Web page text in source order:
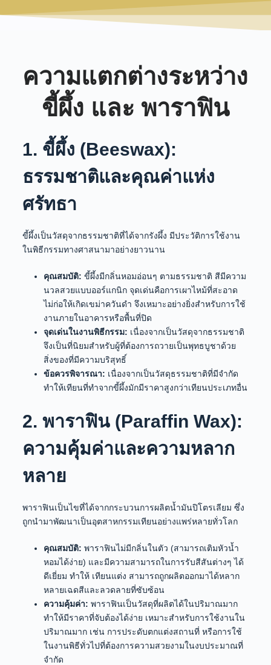
ความแตกต่างระหว่าง
ขี้ผึ้ง และ พาราฟิน
1. ขี้ผึ้ง (Beeswax):
ธรรมชาติและคุณค่าแห่ง
ศรัทธา
ขี้ผึ้งเป็นวัสดุจากธรรมชาติที่ได้จากรังผึ้ง มีประวัติการใช้งาน
ในพิธีกรรมทางศาสนามาอย่างยาวนาน
คุณสมบัติ: ขี้ผึ้งมีกลิ่นหอมอ่อนๆ ตามธรรมชาติ สีมีความ
นวลสวยแบบออร์แกนิก จุดเด่นคือการเผาไหม้ที่สะอาด
ไม่ก่อให้เกิดเขม่าควันดำ จึงเหมาะอย่างยิ่งสำหรับการใช้
งานภายในอาคารหรือพื้นที่ปิด
จุดเด่นในงานพิธีกรรม: เนื่องจากเป็นวัสดุจากธรรมชาติ
จึงเป็นที่นิยมสำหรับผู้ที่ต้องการถวายเป็นพุทธบูชาด้วย
สิ่งของที่มีความบริสุทธิ์
ข้อควรพิจารณา: เนื่องจากเป็นวัสดุธรรมชาติที่มีจำกัด
ทำให้เทียนที่ทำจากขี้ผึ้งมักมีราคาสูงกว่าเทียนประเภทอื่น
2. พาราฟิน (Paraffin Wax):
ความคุ้มค่าและความหลาก
หลาย
พาราฟินเป็นไขที่ได้จากกระบวนการผลิตน้ำมันปิโตรเลียม ซึ่ง
ถูกนำมาพัฒนาเป็นอุตสาหกรรมเทียนอย่างแพร่หลายทั่วโลก
คุณสมบัติ: พาราฟินไม่มีกลิ่นในตัว (สามารถเติมหัวน้ำ
หอมได้ง่าย) และมีความสามารถในการรับสีสันต่างๆ ได้
ดีเยี่ยม ทำให้ เทียนแต่ง สามารถถูกผลิตออกมาได้หลาก
หลายเฉดสีและลวดลายที่ซับซ้อน
ความคุ้มค่า: พาราฟินเป็นวัสดุที่ผลิตได้ในปริมาณมาก
ทำให้มีราคาที่จับต้องได้ง่าย เหมาะสำหรับการใช้งานใน
ปริมาณมาก เช่น การประดับตกแต่งสถานที่ หรือการใช้
ในงานพิธีทั่วไปที่ต้องการความสวยงามในงบประมาณที่
จำกัด